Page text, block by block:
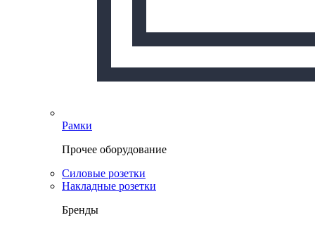
Рамки
Прочее оборудование
Силовые розетки
Накладные розетки
Бренды